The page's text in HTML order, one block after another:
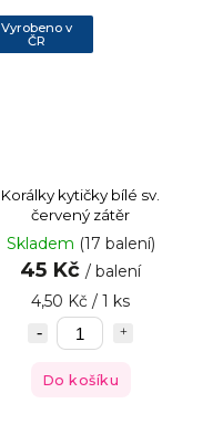
Vyrobeno v
ČR
Korálky kytičky bílé sv.
červený zátěr
Skladem (17 balení)
45 Kč / balení
4,50 Kč / 1 ks
Do košíku